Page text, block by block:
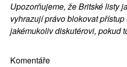
Upozorňujeme, že Britské listy
vyhrazují právo blokovat
jakémukoliv diskutérovi, pokud
Komentáře